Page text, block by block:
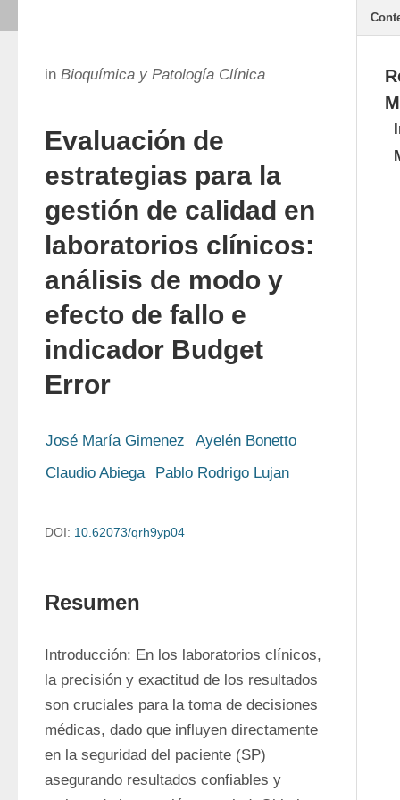
in Bioquímica y Patología Clínica
Evaluación de
estrategias para la
gestión de calidad en
laboratorios clínicos:
análisis de modo y
efecto de fallo e
indicador Budget
Error
José María Gimenez
Ayelén Bonetto
Claudio Abiega
Pablo Rodrigo Lujan
DOI: 10.62073/qrh9yp04
Resumen
Introducción: En los laboratorios clínicos,
la precisión y exactitud de los resultados
son cruciales para la toma de decisiones
médicas, dado que influyen directamente
en la seguridad del paciente (SP)
asegurando resultados confiables y